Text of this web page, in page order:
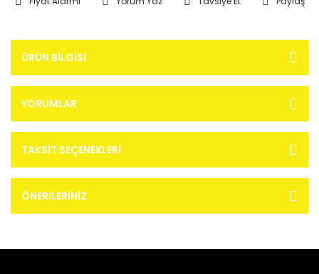
ÜRÜN BILGISI
YORUMLAR
TAKSIT SEÇENEKLERI
ÖNERILERINIZ